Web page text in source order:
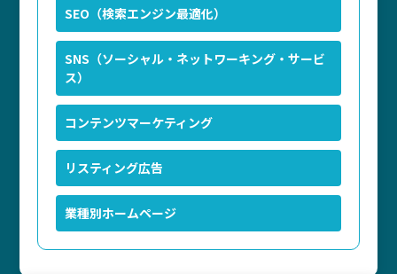
SEO（検索エンジン最適化）
SNS（ソーシャル・ネットワーキング・サービ
ス）
コンテンツマーケティング
リスティング広告
業種別ホームページ